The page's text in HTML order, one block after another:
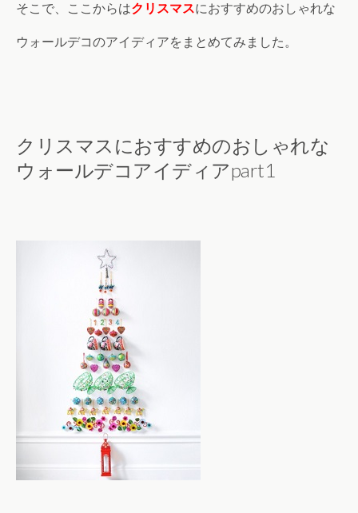
そこで、ここからはクリスマスにおすすめのおしゃれな
ウォールデコのアイディアをまとめてみました。
クリスマスにおすすめのおしゃれな
ウォールデコアイディアpart1